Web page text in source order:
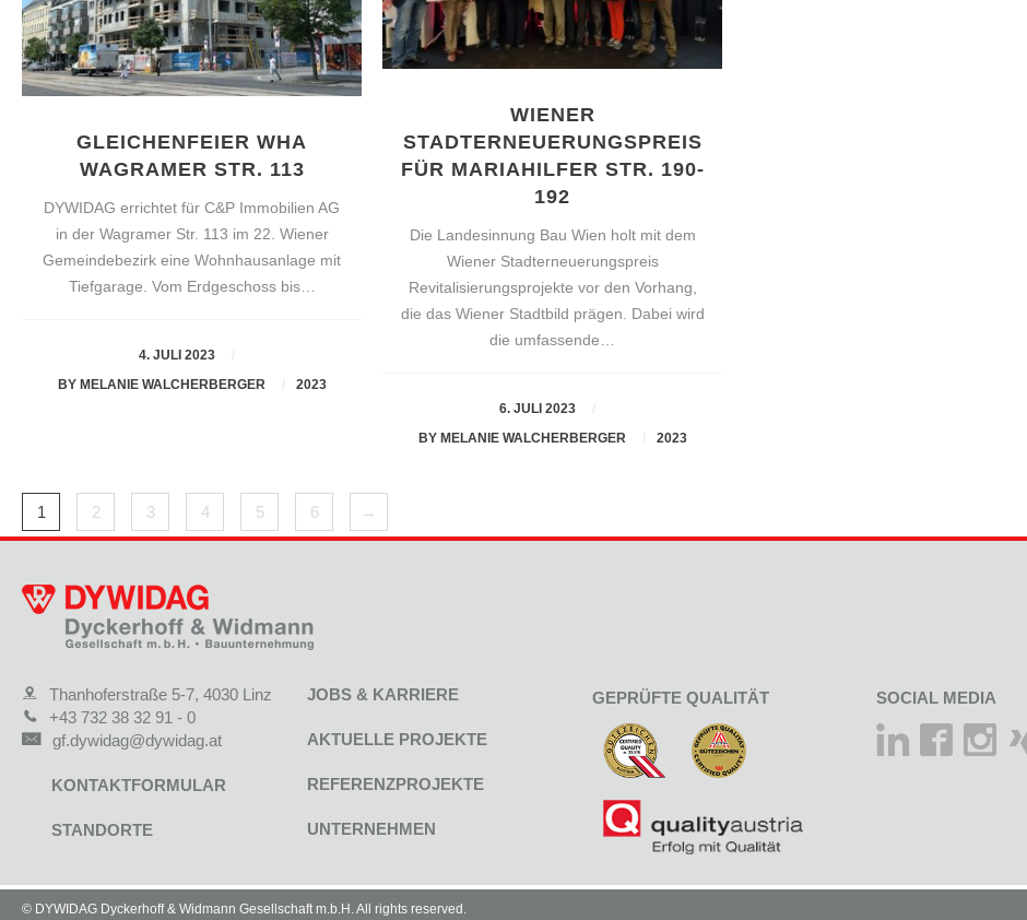
WIENER
STADTERNEUERUNGSPREIS
FÜR MARIAHILFER STR. 190-
192
Die Landesinnung Bau Wien holt mit dem
Wiener Stadterneuerungspreis
Revitalisierungsprojekte vor den Vorhang,
die das Wiener Stadtbild prägen. Dabei wird
die umfassende…
6. JULI 2023
BYMELANIE WALCHERBERGER 2023
GLEICHENFEIER WHA
WAGRAMER STR. 113
DYWIDAG errichtet für C&P Immobilien AG
in der Wagramer Str. 113 im 22. Wiener
Gemeindebezirk eine Wohnhausanlage mit
Tiefgarage. Vom Erdgeschoss bis…
4. JULI 2023
BYMELANIE WALCHERBERGER 2023
1 2 3 4 5 6 →
Thanhoferstraße 5-7, 4030 Linz
+43 732 38 32 91 - 0
gf.dywidag@dywidag.at
KONTAKTFORMULAR
STANDORTE
JOBS & KARRIERE
AKTUELLE PROJEKTE
REFERENZPROJEKTE
UNTERNEHMEN
GEPRÜFTE QUALITÄT SOCIAL MEDIA
© DYWIDAG Dyckerhoff & Widmann Gesellschaft m.b.H. All rights reserved.